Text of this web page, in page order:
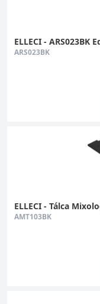
ELLECI -
ARS023BK
ELLECI - Tálca
AMT103BK